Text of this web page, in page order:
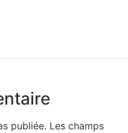
publiée. Les champs